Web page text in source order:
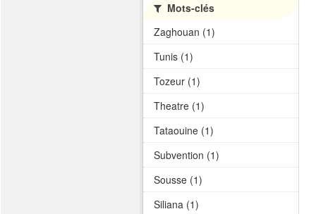
Mots-clés
Zaghouan (1)
Tunis (1)
Tozeur (1)
Theatre (1)
Tataouine (1)
Subvention (1)
Sousse (1)
Siliana (1)